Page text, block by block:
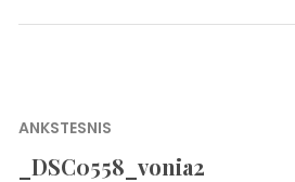
Navigacija
tarp
ANKSTESNIS
Previous
_DSC0558_vonia2